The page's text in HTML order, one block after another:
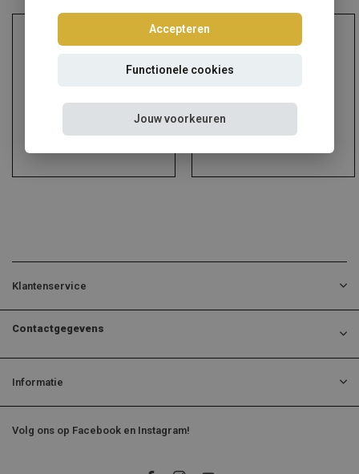
Klantenservice
Contactgegevens
Informatie
Volg ons op Facebook en Instagram!
Accepteren
Functionele cookies
Jouw voorkeuren